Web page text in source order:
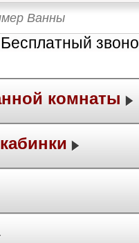
Бесплатный
комнаты